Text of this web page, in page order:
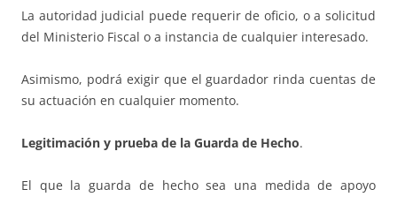
La autoridad judicial puede requerir de oficio, o a solicitud
del Ministerio Fiscal o a instancia de cualquier interesado.
Asimismo, podrá exigir que el guardador rinda cuentas de
su actuación en cualquier momento.
Legitimación y prueba de la Guarda de Hecho.
El que la guarda de hecho sea una medida de apoyo